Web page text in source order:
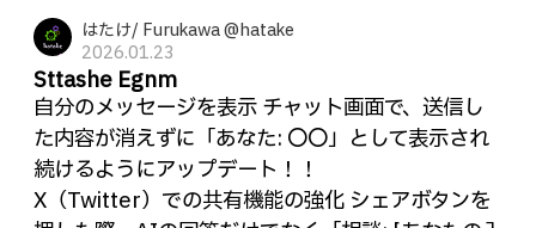
はたけ/ Furukawa @hatake
2026.01.23
Sttashe Egnm
自分のメッセージを表示 チャット画面で、送信し
た内容が消えずに「あなた: 〇〇」として表示され
続けるようにアップデート！！
X（Twitter）での共有機能の強化 シェアボタンを